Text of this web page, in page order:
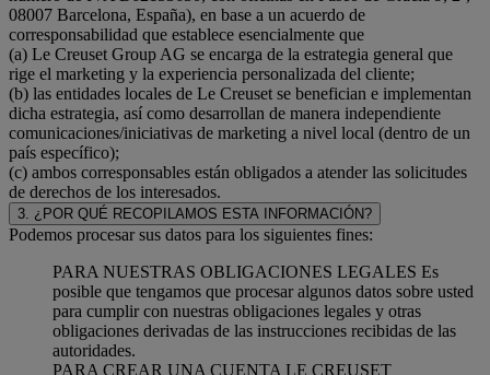
08007 Barcelona, España), en base a un acuerdo de
corresponsabilidad que establece esencialmente que
(a) Le Creuset Group AG se encarga de la estrategia general que
rige el marketing y la experiencia personalizada del cliente;
(b) las entidades locales de Le Creuset se benefician e implementan
dicha estrategia, así como desarrollan de manera independiente
comunicaciones/iniciativas de marketing a nivel local (dentro de un
país específico);
(c) ambos corresponsables están obligados a atender las solicitudes
de derechos de los interesados.
3. ¿POR QUÉ RECOPILAMOS ESTA INFORMACIÓN?
Podemos procesar sus datos para los siguientes fines:
PARA NUESTRAS OBLIGACIONES LEGALES Es
posible que tengamos que procesar algunos datos sobre usted
para cumplir con nuestras obligaciones legales y otras
obligaciones derivadas de las instrucciones recibidas de las
autoridades.
PARA CREAR UNA CUENTA LE CREUSET